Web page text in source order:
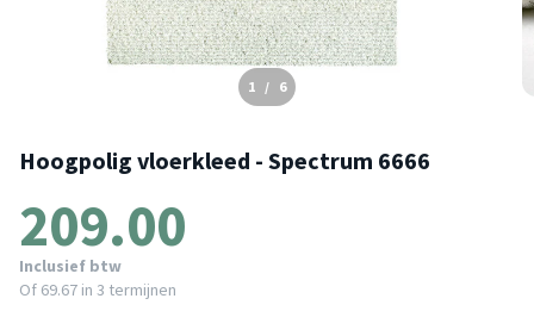
1 / 6
Hoogpolig vloerkleed - Spectrum 6666
209.00
Inclusief btw
Of 69.67 in 3 termijnen